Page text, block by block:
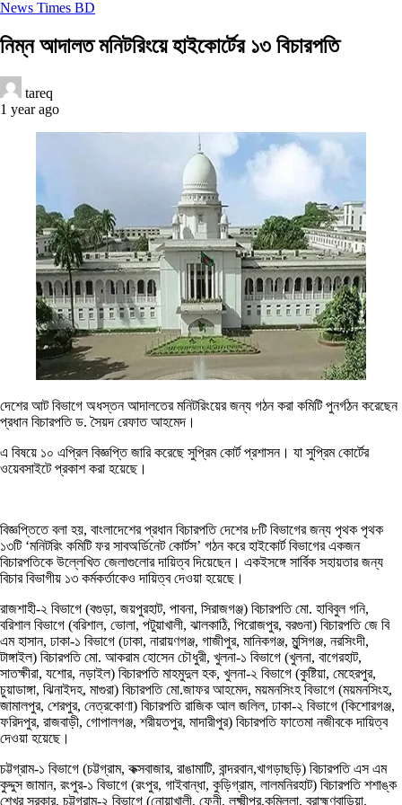
News Times BD
নিম্ন আদালত মনিটরিংয়ে হাইকোর্টের ১৩ বিচারপতি
tareq
1 year ago
দেশের আট বিভাগে অধস্তন আদালতের মনিটরিংয়ের জন্য গঠন করা কমিটি পুনর্গঠন করেছেন
প্রধান বিচারপতি ড. সৈয়দ রেফাত আহমেদ।
এ বিষয়ে ১০ এপ্রিল বিজ্ঞপ্তি জারি করেছে সুপ্রিম কোর্ট প্রশাসন। যা সুপ্রিম কোর্টের
ওয়েবসাইটে প্রকাশ করা হয়েছে।
বিজ্ঞপ্তিতে বলা হয়, বাংলাদেশের প্রধান বিচারপতি দেশের ৮টি বিভাগের জন্য পৃথক পৃথক
১৩টি ‘মনিটরিং কমিটি ফর সাবঅর্ডিনেট কোর্টস’ গঠন করে হাইকোর্ট বিভাগের একজন
বিচারপতিকে উল্লেখিত জেলাগুলোর দায়িত্ব দিয়েছেন। একইসঙ্গে সার্বিক সহায়তার জন্য
বিচার বিভাগীয় ১৩ কর্মকর্তাকেও দায়িত্ব দেওয়া হয়েছে।
রাজশাহী-২ বিভাগে (বগুড়া, জয়পুরহাট, পাবনা, সিরাজগঞ্জ) বিচারপতি মো. হাবিবুল গনি,
বরিশাল বিভাগে (বরিশাল, ভোলা, পটুয়াখালী, ঝালকাঠি, পিরোজপুর, বরগুনা) বিচারপতি জে বি
এম হাসান, ঢাকা-১ বিভাগে (ঢাকা, নারায়ণগঞ্জ, গাজীপুর, মানিকগঞ্জ, মুন্সিগঞ্জ, নরসিংদী,
টাঙ্গাইল) বিচারপতি মো. আকরাম হোসেন চৌধুরী, খুলনা-১ বিভাগে (খুলনা, বাগেরহাট,
সাতক্ষীরা, যশোর, নড়াইল) বিচারপতি মাহমুদুল হক, খুলনা-২ বিভাগে (কুষ্টিয়া, মেহেরপুর,
চুয়াডাঙ্গা, ঝিনাইদহ, মাগুরা) বিচারপতি মো.জাফর আহমেদ, ময়মনসিংহ বিভাগে (ময়মনসিংহ,
জামালপুর, শেরপুর, নেত্রকোণা) বিচারপতি রাজিক আল জলিল, ঢাকা-২ বিভাগে (কিশোরগঞ্জ,
ফরিদপুর, রাজবাড়ী, গোপালগঞ্জ, শরীয়তপুর, মাদারীপুর) বিচারপতি ফাতেমা নজীবকে দায়িত্ব
দেওয়া হয়েছে।
চট্টগ্রাম-১ বিভাগে (চট্টগ্রাম, কক্সবাজার, রাঙামাটি, বান্দরবান,খাগড়াছড়ি) বিচারপতি এস এম
কুদ্দুস জামান, রংপুর-১ বিভাগে (রংপুর, গাইবান্ধা, কুড়িগ্রাম, লালমনিরহাট) বিচারপতি শশাঙ্ক
শেখর সরকার, চট্টগ্রাম-২ বিভাগে (নোয়াখালী, ফেনী, লক্ষ্মীপুর,কুমিল্লা, ব্রাহ্মণবাড়িয়া,